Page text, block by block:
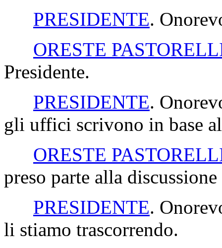
PRESIDENTE.
ORESTE
Presidente.
PRESIDENTE.
gli uffici scrivono in base
ORESTE
preso parte alla
PRESIDENTE.
li stiamo trascorrendo.